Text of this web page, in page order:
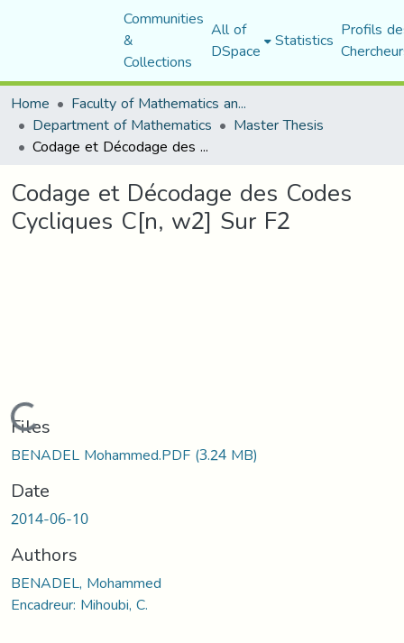
Communities
&
Collections
All of
DSpace Statistics Profils
Home
Faculty of Mathematics and Computer Science
Department of Mathematics Master Thesis
Codage et Décodage des Codes Cycliques C[n, w2] Sur F2
Codage et Décodage des Codes
Cycliques C[n, w2] Sur F2
Loading...
Files
BENADEL Mohammed.PDF(3.24 MB)
Date
2014-06-10
Authors
BENADEL, Mohammed
Encadreur: Mihoubi, C.